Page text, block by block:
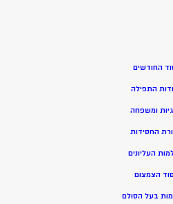
החודשים
התפילה
ומשפחה
החסידות
העליונים
הצמצום
בעל הסולם